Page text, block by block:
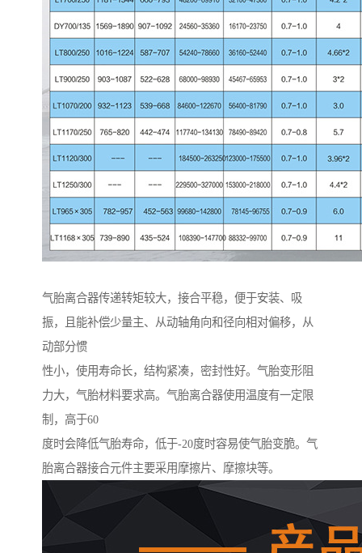
气胎离合器传递转矩较大，接合平稳，便于安装、吸
振，且能补偿少量主、从动轴角向和径向相对偏移，从
动部分惯
性小，使用寿命长，结构紧凑，密封性好。气胎变形阻
力大，气胎材料要求高。气胎离合器使用温度有一定限
制，高于60
度时会降低气胎寿命，低于-20度时容易使气胎变脆。气
胎离合器接合元件主要采用摩擦片、摩擦块等。